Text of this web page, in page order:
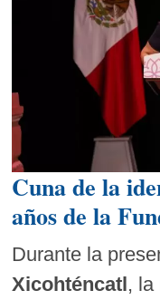
Cuna de la
años de la
Durante la
Xicohténcatl, la